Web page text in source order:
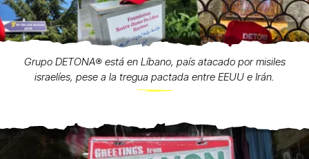
Grupo DETONA®️ está en Líbano, país atacado por misiles
israelíes, pese a la tregua pactada entre EEUU e Irán.